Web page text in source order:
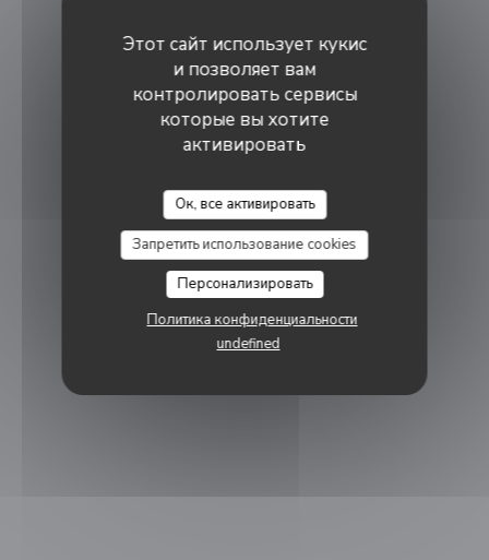
Этот сайт использует кукис
и позволяет вам
контролировать сервисы
которые вы хотите
активировать
Ок, все активировать
Запретить использование cookies
Персонализировать
Политика конфиденциальности
undefined